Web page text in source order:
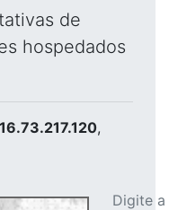
de
hospedados
,
Digite